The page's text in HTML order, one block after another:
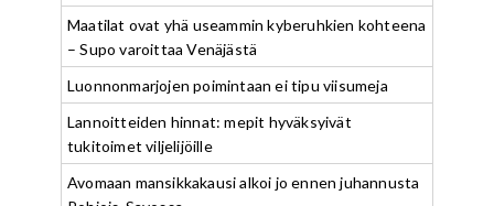
Maatilat ovat yhä useammin kyberuhkien kohteena
– Supo varoittaa Venäjästä
Luonnonmarjojen poimintaan ei tipu viisumeja
Lannoitteiden hinnat: mepit hyväksyivät
tukitoimet viljelijöille
Avomaan mansikkakausi alkoi jo ennen juhannusta